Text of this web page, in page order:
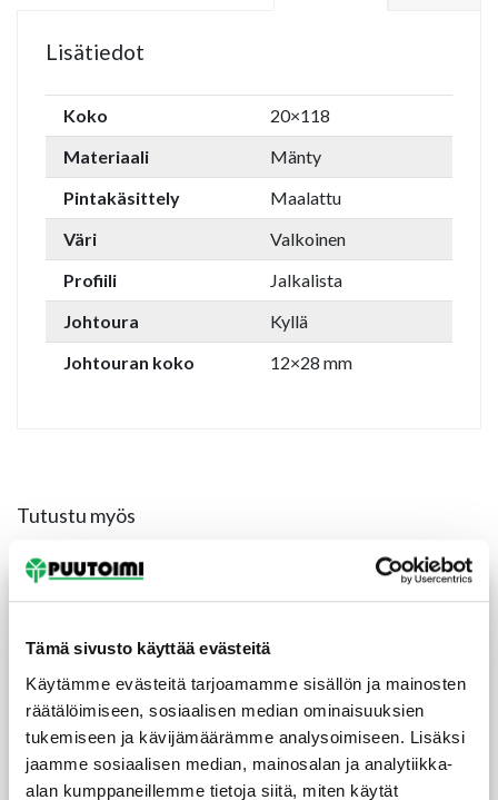
Tämä sivusto käyttää evästeitä
Käytämme evästeitä tarjoamamme sisällön ja mainosten
räätälöimiseen, sosiaalisen median ominaisuuksien
tukemiseen ja kävijämäärämme analysoimiseen. Lisäksi
jaamme sosiaalisen median, mainosalan ja analytiikka-
alan kumppaneillemme tietoja siitä, miten käytät
Lisätiedot
Koko
20×118
Materiaali
Mänty
Pintakäsittely
Maalattu
Väri
Valkoinen
Profiili
Jalkalista
Johtoura
Kyllä
Johtouran koko
12×28 mm
Tutustu myös